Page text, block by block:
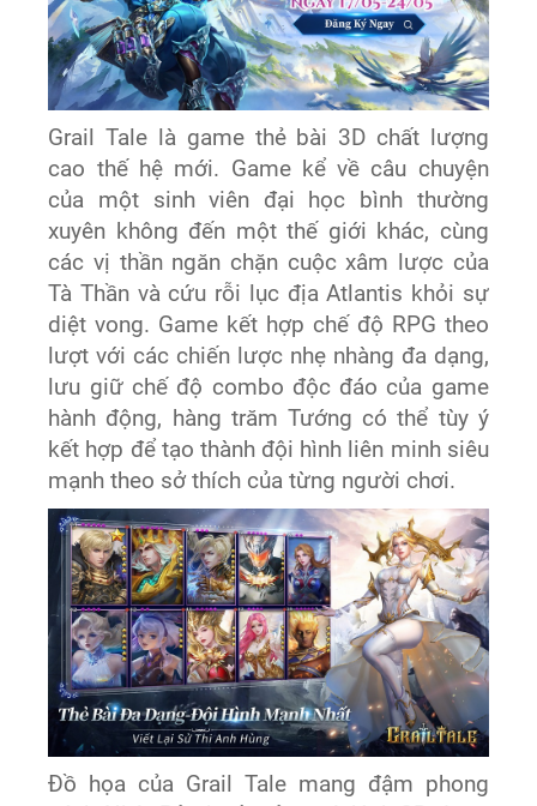
Grail Tale là game thẻ bài 3D chất lượng
cao thế hệ mới. Game kể về câu chuyện
của một sinh viên đại học bình thường
xuyên không đến một thế giới khác, cùng
các vị thần ngăn chặn cuộc xâm lược của
Tà Thần và cứu rỗi lục địa Atlantis khỏi sự
diệt vong. Game kết hợp chế độ RPG theo
lượt với các chiến lược nhẹ nhàng đa dạng,
lưu giữ chế độ combo độc đáo của game
hành động, hàng trăm Tướng có thể tùy ý
kết hợp để tạo thành đội hình liên minh siêu
mạnh theo sở thích của từng người chơi.
Đồ họa của Grail Tale mang đậm phong